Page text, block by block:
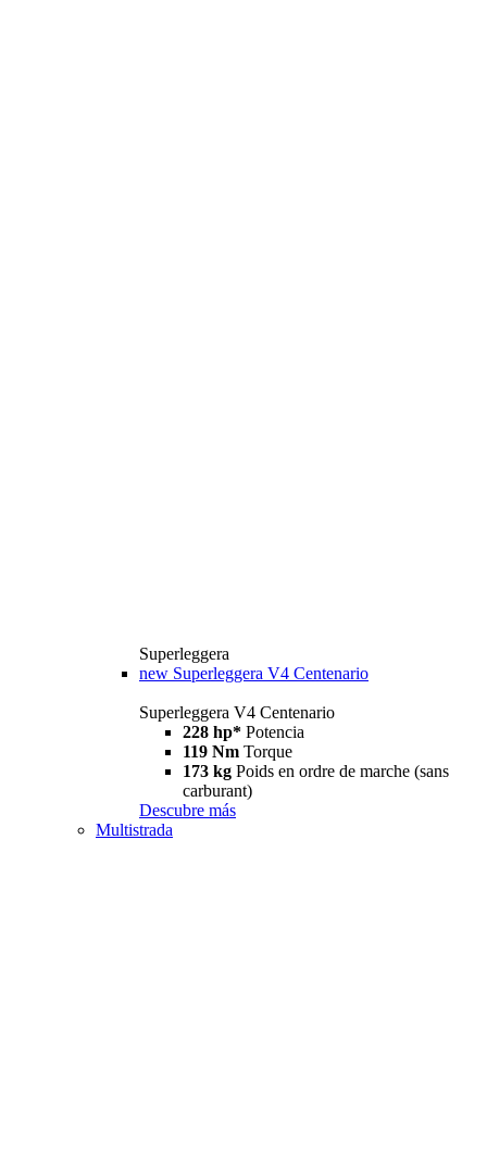
Superleggera
new Superleggera V4 Centenario
Superleggera V4 Centenario
228 hp* Potencia
119 Nm Torque
173 kg Poids en ordre de marche (sans
carburant)
Descubre más
Multistrada